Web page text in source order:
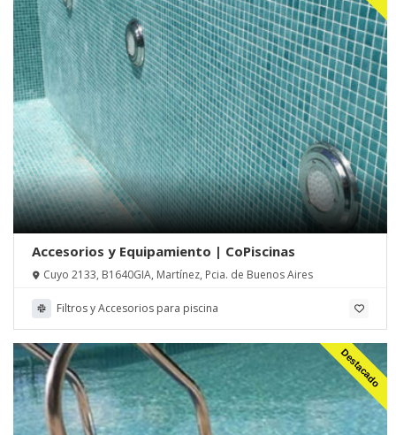
Accesorios y Equipamiento | CoPiscinas
Cuyo 2133, B1640GIA, Martínez, Pcia. de Buenos Aires
Filtros y Accesorios para piscina
Destacado